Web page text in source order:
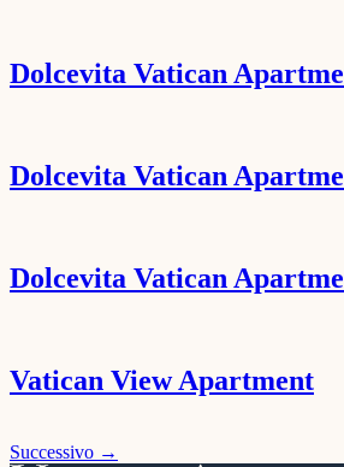
Dolcevita Vatican
Dolcevita Vatican
Dolcevita Vatican
Vatican View Apartment
Successivo →